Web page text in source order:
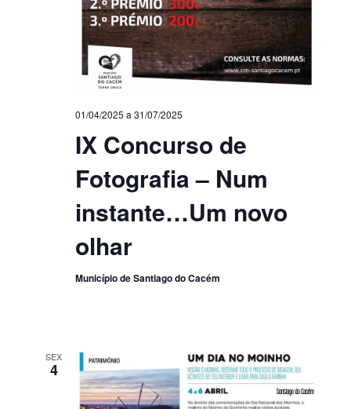
IX Concurso de
Fotografia – Num
instante…Um novo
olhar
01/04/2025 a 31/07/2025
Município de Santiago do Cacém
SEX
4